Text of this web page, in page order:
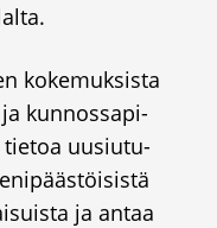
koke­muk­sis­ta
kun­nos­sa­pi­
tie­toa uusiu­tu­
ja antaa